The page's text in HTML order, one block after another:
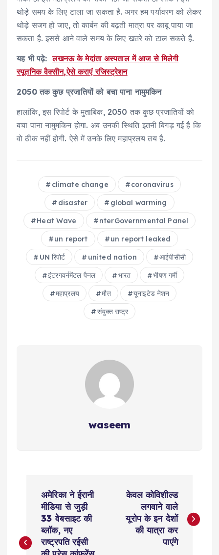
थोड़े समय के लिए टाला जा सकता है. अगर हम पर्यावरण को लेकर
थोड़े सजग हो जाए, तो कार्बन की बढ़ती मात्रा पर काबू पाया जा
सकता है. इससे आने वाले समय के लिए खतरे को टाल सकते हैं.
यह भी पढ़े:लखनऊ के मेदांता अस्पताल में आज से म‍िलेगी
स्पूतनिक वैक्सीन,ऐसे कराएं रजिस्ट्रेशन
2050 तक कुछ प्रजातियों को बचा पाना नामुमकिन
हालांकि, इस रिपोर्ट के मुताबिक, 2050 तक कुछ प्रजातियों को
बचा पाना नामुमकिन होगा. अब उनकी स्थिति इतनी बिगड़ गई है कि
वो ठीक नहीं होगी. ऐसे में उनके लिए महाप्रलय तय है.
climate change coronavirus
disaster global warming
Heat Wave nterGovernmental Panel
un report un report leaked
UN रिपोर्ट united nation आईपीसीसी
इंटरगवर्नमेंटल पैनल भारत भीषण गर्मी
महाप्रलय मौत यूनाइटेड नेशन
संयुक्त राष्ट्र
waseem
s
अमेरिका ने ईरानी
मीडिया से जुड़ी
33 वेबसाइट की
ब्लॉक, नए
राष्ट्रपति रईसी
केवल कोविशील्ड
लगवाने वाले
यूरोप के इन देशों
की यात्रा कर
पाएंगे